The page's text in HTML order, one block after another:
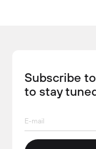
Subscribe
to stay